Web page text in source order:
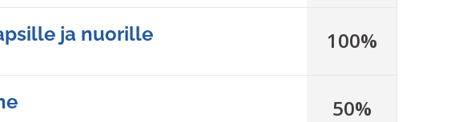
ja nuorille 100%
50%